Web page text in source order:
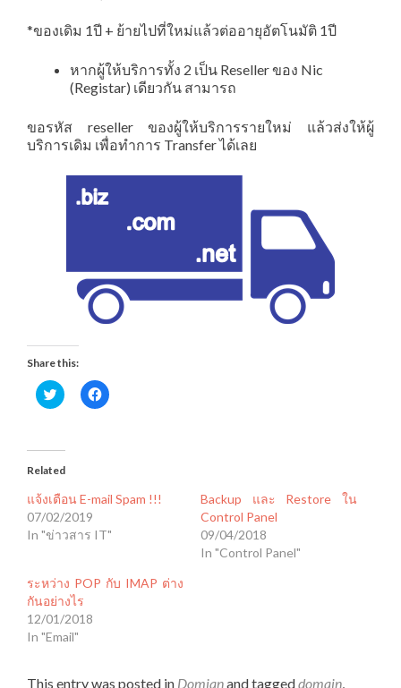
*ของเดิม 1ปี + ย้ายไปที่ใหม่แล้วต่ออายุอัตโนมัติ 1ปี
หากผู้ให้บริการทั้ง 2 เป็น Reseller ของ Nic
(Registar) เดียวกัน สามารถ
ขอรหัส reseller ของผู้ให้บริการรายใหม่ แล้วส่งให้ผู้
บริการเดิม เพื่อทำการ Transfer ได้เลย
Share this:
Click
to
(Opens
new
Click
to
Related
แจ้งเตือน E-mail Spam !!!
07/02/2019
In "ข่าวสาร IT"
Backup และ Restore ใน
Control Panel
09/04/2018
In "Control Panel"
ระหว่าง POP กับ IMAP ต่าง
กันอย่างไร
12/01/2018
In "Email"
This entry was posted in Domianand taggeddomain,